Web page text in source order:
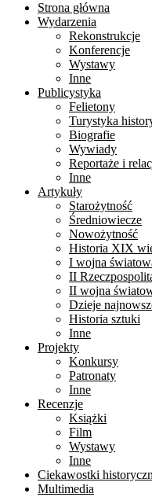
Strona główna
Wydarzenia
Rekonstrukcje
Konferencje
Wystawy
Inne
Publicystyka
Felietony
Turystyka
Biografie
Wywiady
Reportaże i
Inne
Artykuły
Starożytność
Średniowiecze
Nowożytność
Historia XIX
I wojna
II
II wojna
Dzieje
Historia sztuki
Inne
Projekty
Konkursy
Patronaty
Inne
Recenzje
Książki
Film
Wystawy
Inne
Ciekawostki
Multimedia